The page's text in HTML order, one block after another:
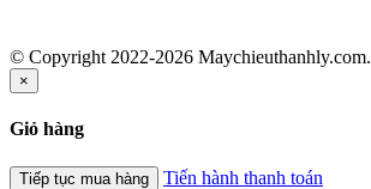
© Copyright 2022-2026 Maychieuthanhly.com.
×
Giỏ hàng
Tiếp tục mua hàng Tiến hành thanh toán